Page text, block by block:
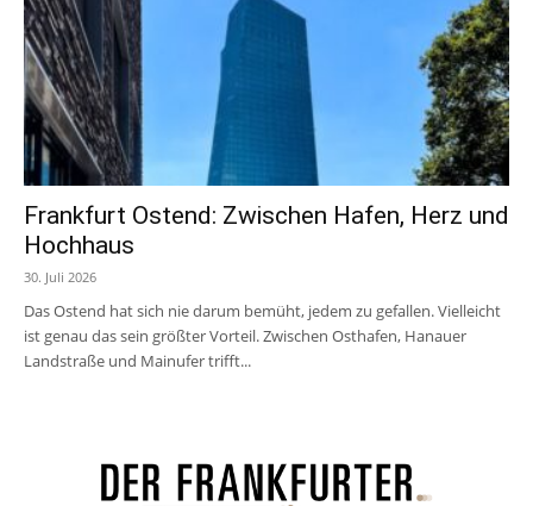
Frankfurt Ostend: Zwischen Hafen, Herz und
Hochhaus
30. Juli 2026
Das Ostend hat sich nie darum bemüht, jedem zu gefallen. Vielleicht
ist genau das sein größter Vorteil. Zwischen Osthafen, Hanauer
Landstraße und Mainufer trifft...